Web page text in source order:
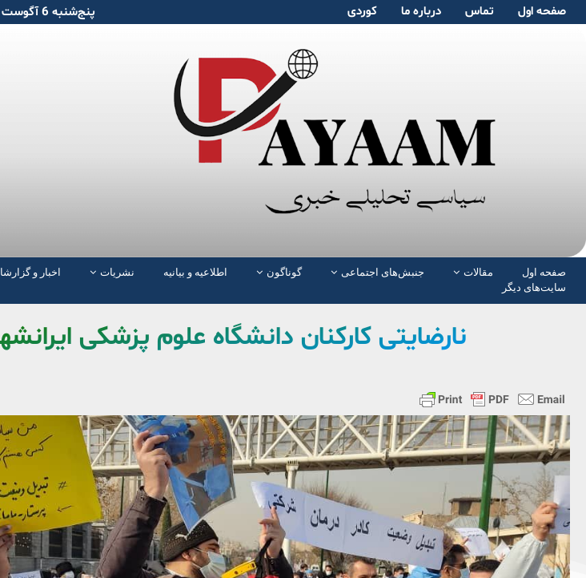
صفحە اول تماس دربارە ما کوردی پنج‌شنبه 6 آگوست 2026
صفحە اول مقالات جنبش‌های اجتماعی گوناگون اطلاعیه و بیانیه نشریات اخبار و
سایت‌های دیگر
نارضایتی کارکنان دانشگاه علوم پزشکی